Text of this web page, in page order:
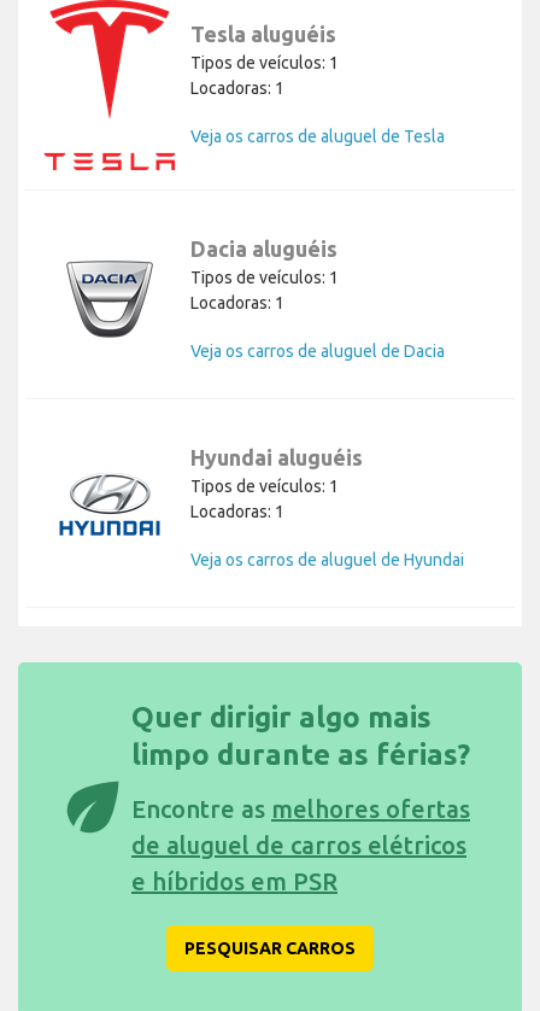
Tesla aluguéis
Tipos de veículos: 1
Locadoras: 1
Veja os carros de aluguel de Tesla
Dacia aluguéis
Tipos de veículos: 1
Locadoras: 1
Veja os carros de aluguel de Dacia
Hyundai aluguéis
Tipos de veículos: 1
Locadoras: 1
Veja os carros de aluguel de Hyundai
eco
Quer dirigir algo mais
limpo durante as férias?
Encontre as melhores ofertas
de aluguel de carros elétricos
e híbridos em PSR
PESQUISAR CARROS